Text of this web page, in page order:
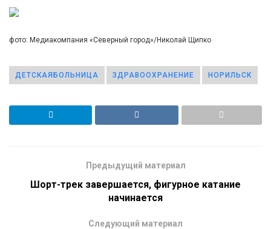
фото: Медиакомпания «Северный город»/Николай Щипко
ДЕТСКАЯБОЛЬНИЦА ЗДРАВООХРАНЕНИЕ НОРИЛЬСК
Предыдущий материал
Шорт-трек завершается, фигурное катание
начинается
Следующий материал